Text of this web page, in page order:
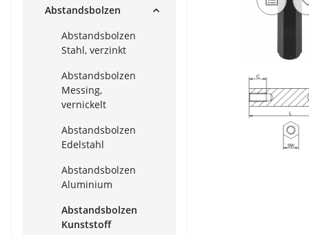
Abstandsbolzen
Abstandsbolzen
Stahl, verzinkt
Abstandsbolzen
Messing,
vernickelt
Abstandsbolzen
Edelstahl
Abstandsbolzen
Aluminium
Abstandsbolzen
Kunststoff